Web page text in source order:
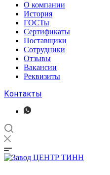
О компании
История
ГОСТы
Сертификаты
Поставщики
Сотрудники
Отзывы
Вакансии
Реквизиты
Контакты